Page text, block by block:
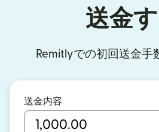
送金
Remitlyでの初回送金手
送金内容